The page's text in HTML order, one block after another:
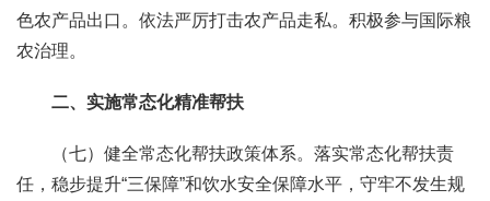
色农产品出口。依法严厉打击农产品走私。积极参与国际粮
农治理。
二、实施常态化精准帮扶
（七）健全常态化帮扶政策体系。落实常态化帮扶责
任，稳步提升“三保障”和饮水安全保障水平，守牢不发生规